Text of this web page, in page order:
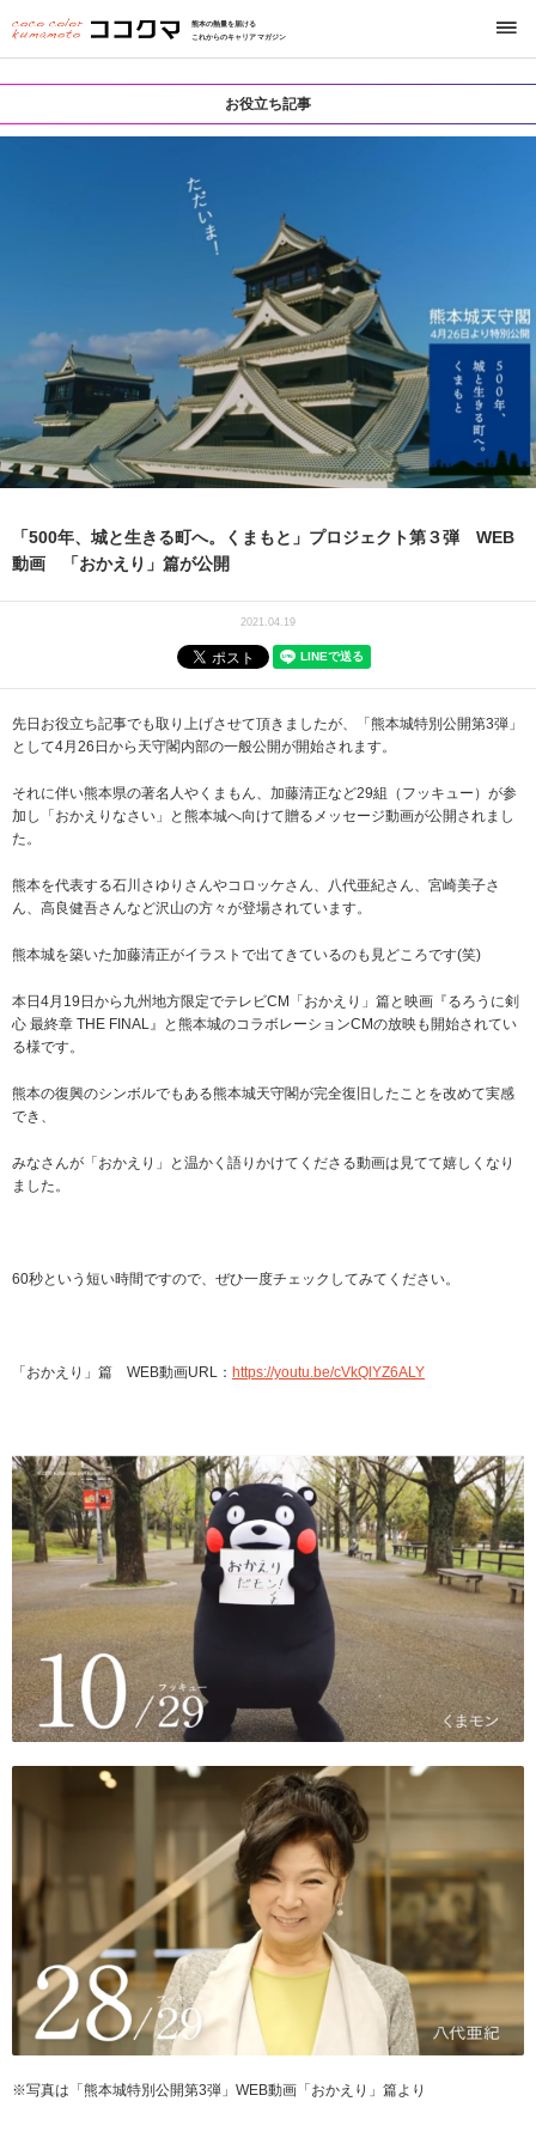
熊本の熱量を届ける
これからのキャリアマガジン
お役立ち記事
「500年、城と生きる町へ。くまもと」プロジェクト第３弾 WEB
動画 「おかえり」篇が公開
2021.04.19
先日お役立ち記事でも取り上げさせて頂きましたが、「熊本城特別公開第3弾」
として4月26日から天守閣内部の一般公開が開始されます。
それに伴い熊本県の著名人やくまもん、加藤清正など29組（フッキュー）が参
加し「おかえりなさい」と熊本城へ向けて贈るメッセージ動画が公開されまし
た。
熊本を代表する石川さゆりさんやコロッケさん、八代亜紀さん、宮崎美子さ
ん、高良健吾さんなど沢山の方々が登場されています。
熊本城を築いた加藤清正がイラストで出てきているのも見どころです(笑)
本日4月19日から九州地方限定でテレビCM「おかえり」篇と映画『るろうに剣
心 最終章 THE FINAL』と熊本城のコラボレーションCMの放映も開始されてい
る様です。
熊本の復興のシンボルでもある熊本城天守閣が完全復旧したことを改めて実感
でき、
みなさんが「おかえり」と温かく語りかけてくださる動画は見てて嬉しくなり
ました。
60秒という短い時間ですので、ぜひ一度チェックしてみてください。
「おかえり」篇 WEB動画URL： https://youtu.be/cVkQlYZ6ALY
※写真は「熊本城特別公開第3弾」WEB動画「おかえり」篇より